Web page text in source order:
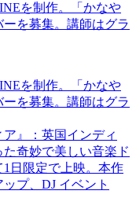
を制作。「かなや
を募集。講師はグラ
を制作。「かなや
を募集。講師はグラ
ア』：英国インディ
奇妙で美しい音楽ド
日限定で上映。本作
プ、DJ イベント